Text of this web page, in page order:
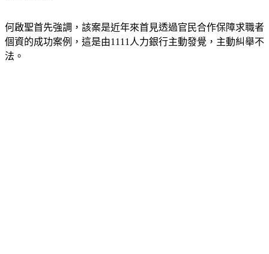
何啟聖首先強調，該案是近年來首見透過官民合作保障求職者
個資的成功案例，這是由1111人力銀行主動發覺，主動糾舉不